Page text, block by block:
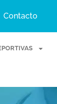
Contacto